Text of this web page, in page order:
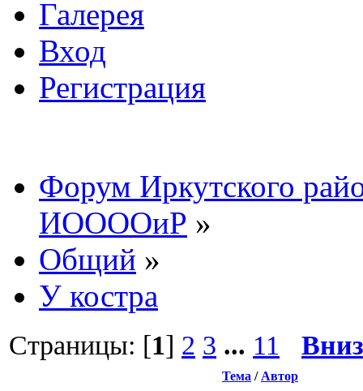
Галерея
Вход
Регистрация
Форум Иркутского
ИООООиР »
Общий »
У костра
Страницы: [1] 2 3 ... 11 Вниз
Тема / Автор